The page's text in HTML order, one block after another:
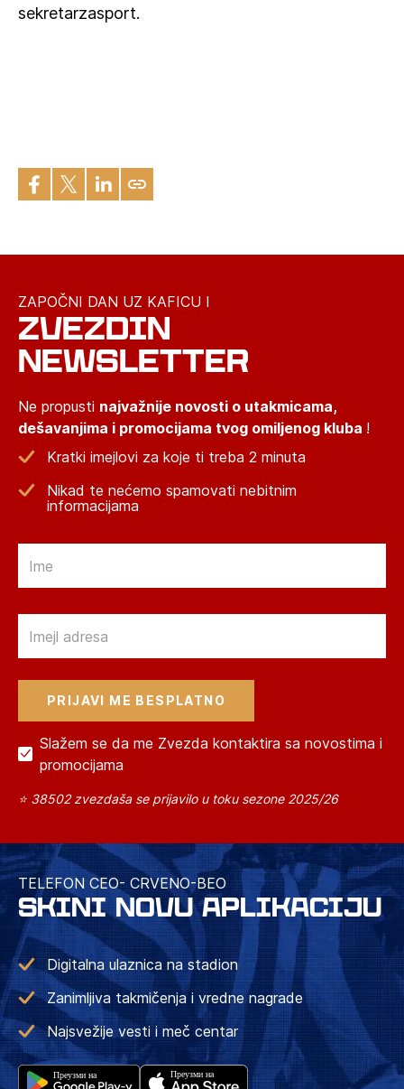
sekretarzasport.
ZAPOČNI DAN UZ KAFICU I
ZVEZDIN
NEWSLETTER
Ne propusti najvažnije novosti o utakmicama,
dešavanjima i promocijama tvog omiljenog kluba !
Kratki imejlovi za koje ti treba 2 minuta
Nikad te nećemo spamovati nebitnim
informacijama
Slažem se da me Zvezda kontaktira sa novostima i
promocijama
⭐ 38502 zvezdaša se prijavilo u toku sezone 2025/26
TELEFON CEO- CRVENO-BEO
SKINI NOVU APLIKACIJU
Digitalna ulaznica na stadion
Zanimljiva takmičenja i vredne nagrade
Najsvežije vesti i meč centar